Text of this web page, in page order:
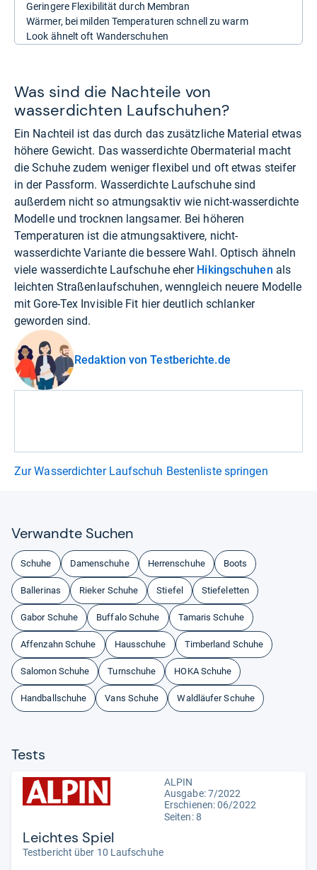
Geringere Flexibilität durch Membran
Wärmer, bei milden Temperaturen schnell zu warm
Look ähnelt oft Wanderschuhen
Was sind die Nachteile von
wasserdichten Laufschuhen?
Ein Nachteil ist das durch das zusätzliche Material etwas
höhere Gewicht. Das wasserdichte Obermaterial macht
die Schuhe zudem weniger flexibel und oft etwas steifer
in der Passform. Wasserdichte Laufschuhe sind
außerdem nicht so atmungsaktiv wie nicht-wasserdichte
Modelle und trocknen langsamer. Bei höheren
Temperaturen ist die atmungsaktivere, nicht-
wasserdichte Variante die bessere Wahl. Optisch ähneln
viele wasserdichte Laufschuhe eher Hikingschuhen als
leichten Straßenlaufschuhen, wenngleich neuere Modelle
mit Gore-Tex Invisible Fit hier deutlich schlanker
geworden sind.
Redaktion von Testberichte.de
Zur Wasserdichter Laufschuh Bestenliste springen
Ver­wandte Suchen
Schuhe Damenschuhe Herrenschuhe Boots
Ballerinas Rieker Schuhe Stiefel Stiefeletten
Gabor Schuhe Buffalo Schuhe Tamaris Schuhe
Affenzahn Schuhe Hausschuhe Timberland Schuhe
Salomon Schuhe Turnschuhe HOKA Schuhe
Handballschuhe Vans Schuhe Waldläufer Schuhe
Tests
ALPIN
Ausgabe: 7/2022
Erschienen: 06/2022
Seiten: 8
Leichtes Spiel
Testbericht über 10 Laufschuhe